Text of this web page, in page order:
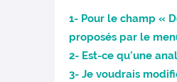
1- Pour le champ «
proposés par le
2- Est-ce qu'une
3- Je voudrais